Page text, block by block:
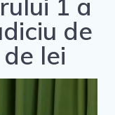
de
lei
T
w o